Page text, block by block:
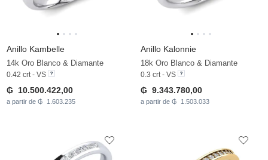
Anillo Kambelle
14k Oro Blanco & Diamante
0.42 crt - VS
₲ 10.500.422,00
a partir de ₲ 1.603.235
Anillo Kalonnie
18k Oro Blanco & Diamante
0.3 crt - VS
₲ 9.343.780,00
a partir de ₲ 1.503.033